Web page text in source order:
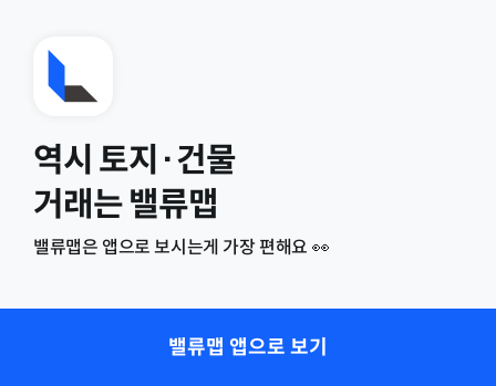
역시 토지·건물
거래는 밸류맵
밸류맵은 앱으로 보시는게 가장 편해요 👀
밸류맵 앱으로 보기